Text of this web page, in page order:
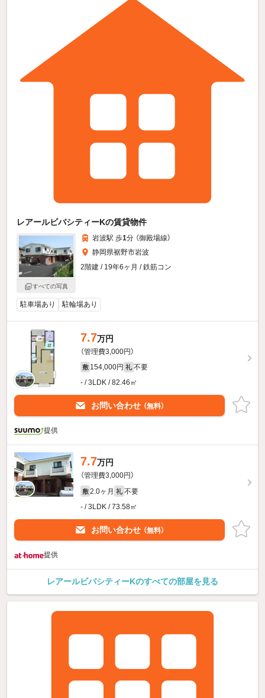
レアールビバシティーKの賃貸物件
すべての写真
岩波駅 歩1分 （御殿場線）
静岡県裾野市岩波
2階建 / 19年6ヶ月 / 鉄筋コン
駐車場あり 駐輪場あり
7.7万円
（管理費3,000円）
敷 154,000円 礼 不要
- / 3LDK / 82.46㎡
お問い合わせ （無料）
提供
7.7万円
（管理費3,000円）
敷 2.0ヶ月 礼 不要
- / 3LDK / 73.58㎡
お問い合わせ （無料）
提供
レアールビバシティーKのすべての部屋を見る